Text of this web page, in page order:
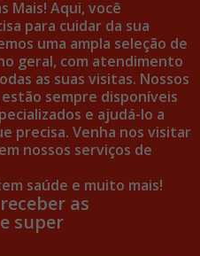
Mais! Aqui, você
para cuidar da sua
uma ampla seleção de
geral, com atendimento
as suas visitas. Nossos
sempre disponíveis
e ajudá-lo a
precisa. Venha nos visitar
nossos serviços de
saúde e muito mais!
as
super